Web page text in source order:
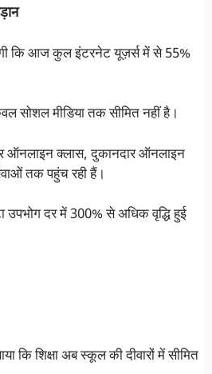
कि आज कुल इंटरनेट यूज़र्स में से 55%
सोशल मीडिया तक सीमित नहीं है।
ऑनलाइन क्लास, दुकानदार ऑनलाइन
तक पहुंच रही हैं।
उपभोग दर में 300% से अधिक वृद्धि हुई
कि शिक्षा अब स्कूल की दीवारों में सीमित